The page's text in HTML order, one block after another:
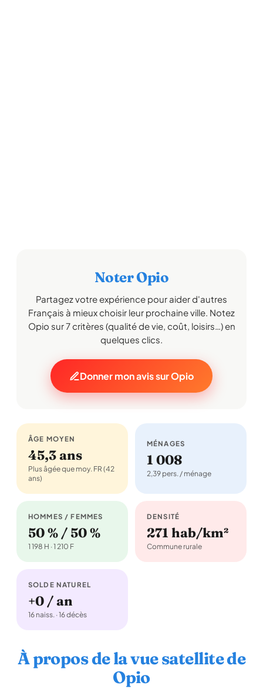
Noter Opio
Partagez votre expérience pour aider d'autres
Français à mieux choisir leur prochaine ville. Notez
Opio sur 7 critères (qualité de vie, coût, loisirs…) en
quelques clics.
Donner mon avis sur Opio
ÂGE MOYEN
45,3 ans
Plus âgée que moy. FR (42
ans)
MÉNAGES
1 008
2,39 pers. / ménage
HOMMES / FEMMES
50 % / 50 %
1 198 H · 1 210 F
DENSITÉ
271 hab/km²
Commune rurale
SOLDE NATUREL
+0 / an
16 naiss. · 16 décès
À propos de la vue satellite de
Opio